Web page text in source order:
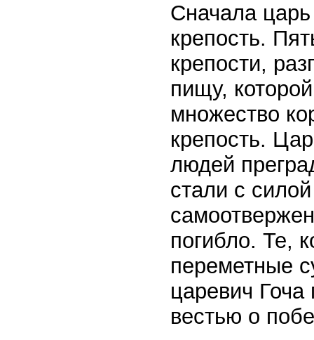
Сначала
крепость.
крепости,
пищу,
множество
крепость.
людей
стали с
погибло. Те,
переметные
царевич
вестью о